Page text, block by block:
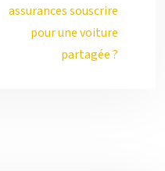
assurances souscrire
pour une voiture
partagée ?